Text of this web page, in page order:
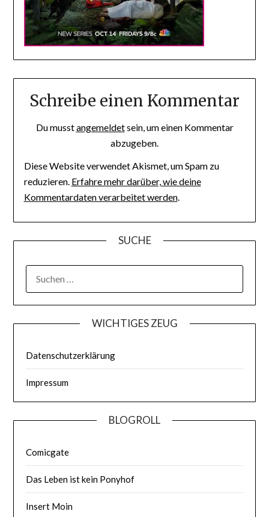
Schreibe einen Kommentar
Du musstangemeldetsein, um einen Kommentar
abzugeben.
Diese Website verwendet Akismet, um Spam zu
reduzieren. Erfahre mehr darüber, wie deine
Kommentardaten verarbeitet werden.
SUCHE
WICHTIGES ZEUG
Datenschutzerklärung
Impressum
BLOGROLL
Comicgate
Das Leben ist kein Ponyhof
Insert Moin